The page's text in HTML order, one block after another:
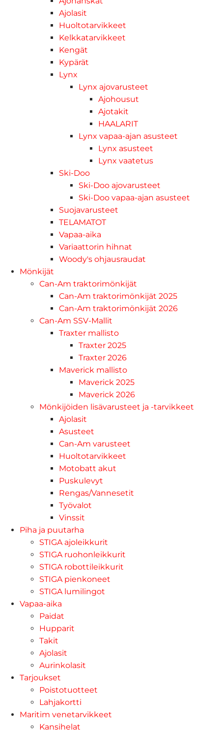
Ajolasit
Huoltotarvikkeet
Kelkkatarvikkeet
Kengät
Kypärät
Lynx
Lynx ajovarusteet
Ajohousut
Ajotakit
HAALARIT
Lynx vapaa-ajan asusteet
Lynx asusteet
Lynx vaatetus
Ski-Doo
Ski-Doo ajovarusteet
Ski-Doo vapaa-ajan asusteet
Suojavarusteet
TELAMATOT
Vapaa-aika
Variaattorin hihnat
Woody's ohjausraudat
Mönkijät
Can-Am traktorimönkijät
Can-Am traktorimönkijät 2025
Can-Am traktorimönkijät 2026
Can-Am SSV-Mallit
Traxter mallisto
Traxter 2025
Traxter 2026
Maverick mallisto
Maverick 2025
Maverick 2026
Mönkijöiden lisävarusteet ja -tarvikkeet
Ajolasit
Asusteet
Can-Am varusteet
Huoltotarvikkeet
Motobatt akut
Puskulevyt
Rengas/Vannesetit
Työvalot
Vinssit
Piha ja puutarha
STIGA ajoleikkurit
STIGA ruohonleikkurit
STIGA robottileikkurit
STIGA pienkoneet
STIGA lumilingot
Vapaa-aika
Paidat
Hupparit
Takit
Ajolasit
Aurinkolasit
Tarjoukset
Poistotuotteet
Lahjakortti
Maritim venetarvikkeet
Kansihelat